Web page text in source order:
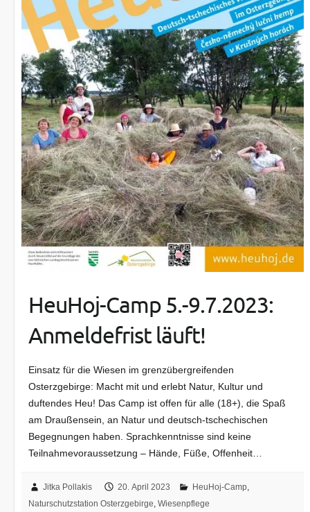
HeuHoj-Camp 5.-9.7.2023:
Anmeldefrist läuft!
Einsatz für die Wiesen im grenzübergreifenden
Osterzgebirge: Macht mit und erlebt Natur, Kultur und
duftendes Heu! Das Camp ist offen für alle (18+), die Spaß
am Draußen­sein, an Natur und deutsch-­tschechischen
Begegnungen haben. Sprachkenntnisse sind keine
Teilnahmevoraus­setzung – Hände, Füße, Offenheit…
Jitka Pollakis 20. April 2023 HeuHoj-Camp,
Naturschutzstation Osterzgebirge,Wiesenpflege